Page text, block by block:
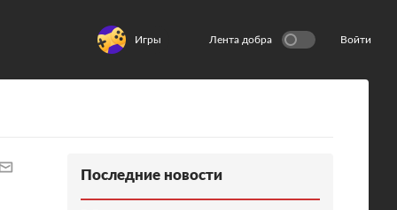
Игры Лента добра Войти
Последние новости